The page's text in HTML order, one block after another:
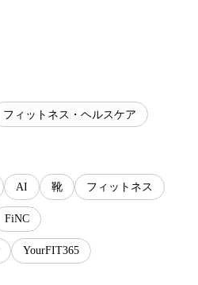
フィットネス・ヘルスケア
AI 靴 フィットネス
FiNC
YourFIT365